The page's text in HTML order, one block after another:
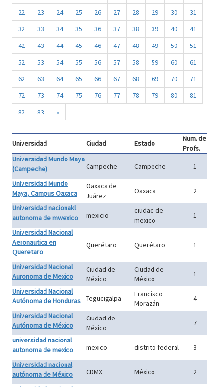
22
23 24 25 26 27 28 29 30
31
32
33 34 35 36 37 38 39 40
41
42
43 44 45 46 47 48 49 50
51
52
53 54 55 56 57 58 59 60
61
62
63 64 65 66 67 68 69 70
71
72
73 74 75 76 77 78 79 80
81
82
83 »
Universidad Ciudad Estado
Num. de
Profs.
Universidad Mundo Maya
(Campeche)
Campeche Campeche
1
Universidad Mundo
Maya, Campus Oaxaca
Oaxaca de
Juárez
Oaxaca
2
Universidad nacionakl
autonoma de mwexico
mexicio
ciudad de
mexico
1
Universidad Nacional
Aeronautica en
Queretaro
Querétaro Querétaro 1
Universidad Nacional
Auronoma de Mexico
Ciudad de
México
Ciudad de
México
1
Universidad Nacional
Autónoma de Honduras
Tegucigalpa
Francisco
Morazán
4
Universidad Nacional
Autónoma de México
Ciudad de
México
7
universidad nacional
autonoma de mexico
mexico distrito federal
3
Universidad nacional
autónoma de México
CDMX México
2